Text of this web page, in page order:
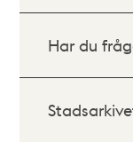
Har du